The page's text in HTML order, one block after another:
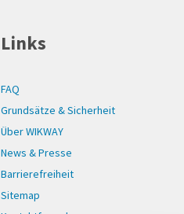
Links
FAQ
Grundsätze & Sicherheit
Über WIKWAY
News & Presse
Barrierefreiheit
Sitemap